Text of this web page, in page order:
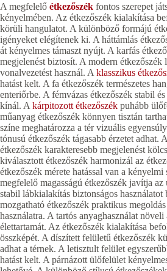
A megfelelő étkezőszék fontos szerepet
kényelmében. Az étkezőszék kialakítása
körüli hangulatot. A különböző formájú
igényeket elégítenek ki. A háttámlás
át kényelmes támaszt nyújt. A karfás
megjelenést biztosít. A modern étkezőszék
vonalvezetést használ. A klasszikus
hatást kelt. A fa étkezőszék természetes
enteriőrbe. A fémvázas étkezőszék stabil
kínál. A kárpitozott étkezőszék puhább
műanyag étkezőszék könnyen tisztán
színe meghatározza a tér vizuális
tónusú étkezőszék tágasabb érzetet adhat.
étkezőszék karakteresebb megjelenést
kiválasztott étkezőszék harmonizál az
étkezőszék mérete hatással van a kényelmi
megfelelő magasságú étkezőszék javítja
stabil lábkialakítás biztonságos
mozgatható étkezőszék praktikus
használatra. A tartós anyaghasználat növeli
élettartamát. Az étkezőszék kialakítása
összképét. A díszített felületű étkezőszék
adhat a térnek. A letisztult felület
hatást kelt. A párnázott ülőfelület